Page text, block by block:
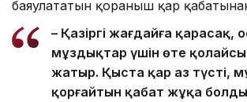
баяулататын қорғаныш қар
– Қазіргі жағдайға қарасақ,
мұздықтар үшін өте
жатыр. Қыста қар аз түсті,
қорғайтын қабат жұқа